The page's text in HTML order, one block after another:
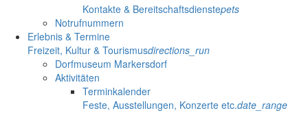
Kontakte & Bereitschaftsdienstepets
Notrufnummern
Erlebnis & Termine
Freizeit, Kultur & Tourismusdirections_run
Dorfmuseum Markersdorf
Aktivitäten
Terminkalender
Feste, Ausstellungen, Konzerte etc.date_range